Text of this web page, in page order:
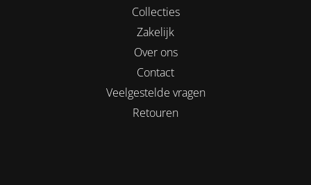
Collecties
Zakelijk
Over ons
Contact
Veelgestelde vragen
Retouren